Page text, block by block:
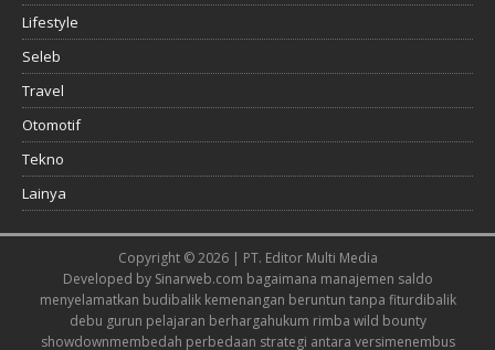
Lifestyle
Seleb
Travel
Otomotif
Tekno
Lainya
Copyright © 2026 | PT. Editor Multi Media
Developed by Sinarweb.com bagaimana manajemen saldo
menyelamatkan budibalik kemenangan beruntun tanpa fiturdibalik
debu gurun pelajaran berhargahukum rimba wild bounty
showdownmembedah perbedaan strategi antara versimenembus